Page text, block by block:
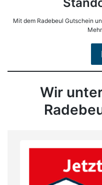
Mit dem Radebeul Gutschein
Wir